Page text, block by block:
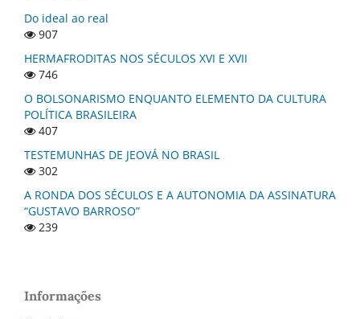
Do ideal ao real
907
HERMAFRODITAS NOS SÉCULOS XVI E XVII
746
O BOLSONARISMO ENQUANTO ELEMENTO DA CULTURA
POLÍTICA BRASILEIRA
407
TESTEMUNHAS DE JEOVÁ NO BRASIL
302
A RONDA DOS SÉCULOS E A AUTONOMIA DA ASSINATURA
“GUSTAVO BARROSO”
239
Informações